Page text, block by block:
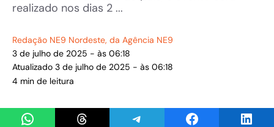
realizado nos dias 2 ...
Redação NE9 Nordeste, da Agência NE9
3 de julho de 2025 - às 06:18
Atualizado 3 de julho de 2025 - às 06:18
4 min de leitura
Share on WhatsAppShare on ThreadsShare on TelegramShare on Facebook